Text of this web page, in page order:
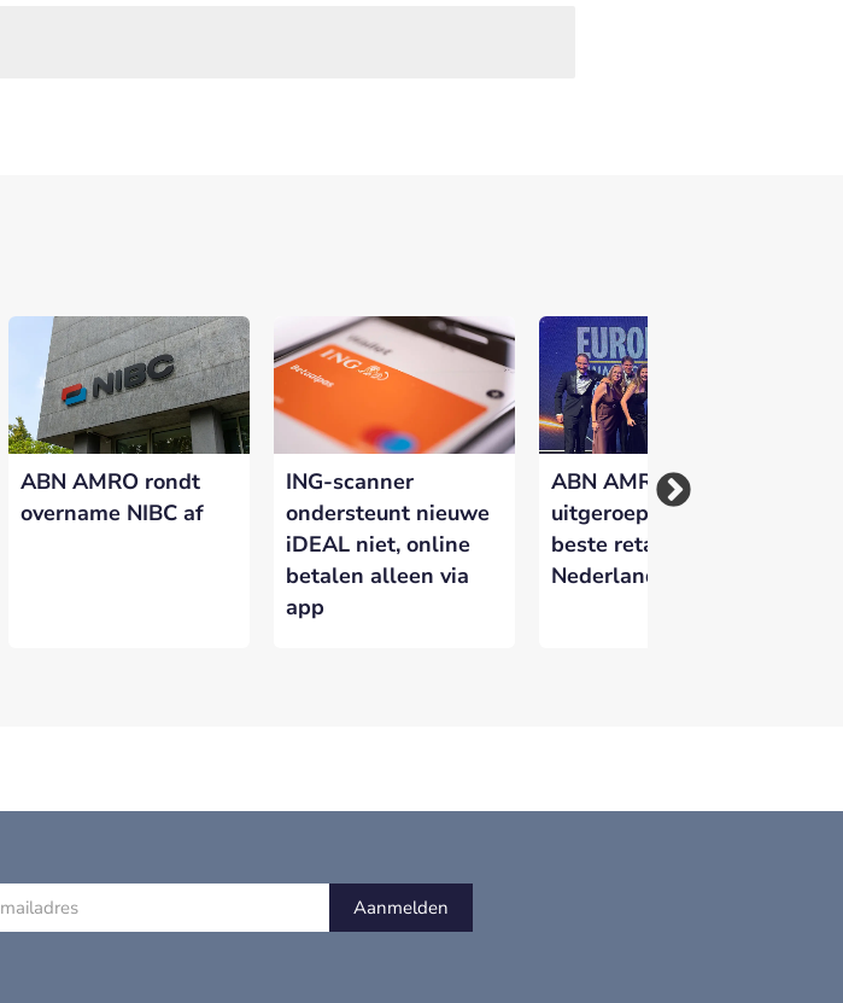
ABN AMRO rondt
overname NIBC af
ING-scanner
ondersteunt nieuwe
iDEAL niet, online
betalen alleen via
app
ABN AMRO
uitgeroepen tot
beste retailbank van
Nederland
Aanmelden